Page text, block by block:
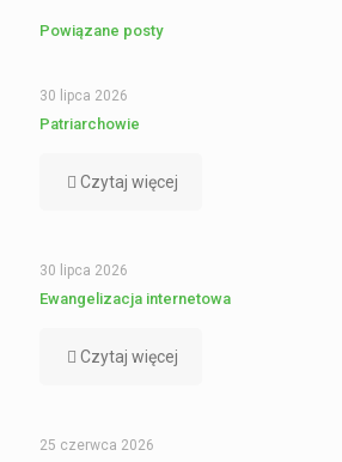
Powiązane posty
30 lipca 2026
Patriarchowie
Czytaj więcej
30 lipca 2026
Ewangelizacja internetowa
Czytaj więcej
25 czerwca 2026